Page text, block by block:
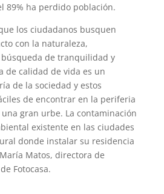
89% ha perdido población.
los ciudadanos busquen
con la naturaleza,
de tranquilidad y
de calidad de vida es un
de la sociedad y estos
de encontrar en la periferia
gran urbe. La contaminación
existente en las ciudades
donde instalar su residencia
Matos, directora de
Fotocasa.